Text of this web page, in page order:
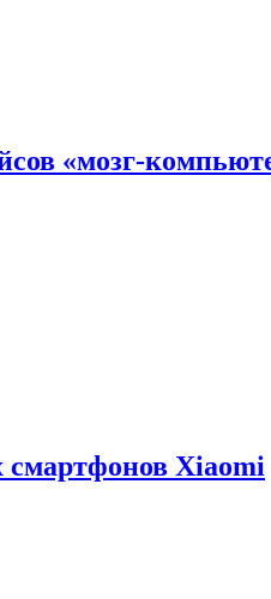
«мозг-
смартфонов Xiaomi